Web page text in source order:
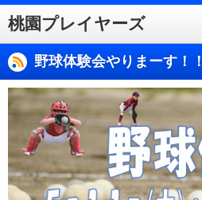
桃園プレイヤーズ
野球体験会やりまーす！！